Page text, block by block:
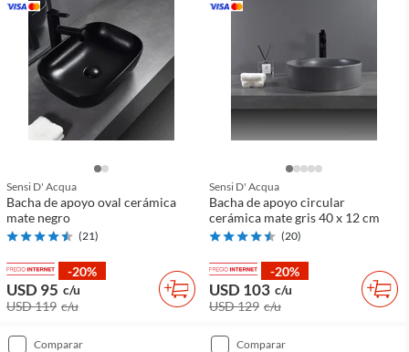
Sensi D' Acqua
Bacha de apoyo oval cerámica
mate negro
(21)
-20%
USD 95 c/u
USD 119 c/u
Sensi D' Acqua
Bacha de apoyo circular
cerámica mate gris 40 x 12 cm
(20)
-20%
USD 103 c/u
USD 129 c/u
comparar comparar